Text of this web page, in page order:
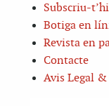
Subscriu-t’hi
Botiga en
Revista en
Contacte
Avis Legal